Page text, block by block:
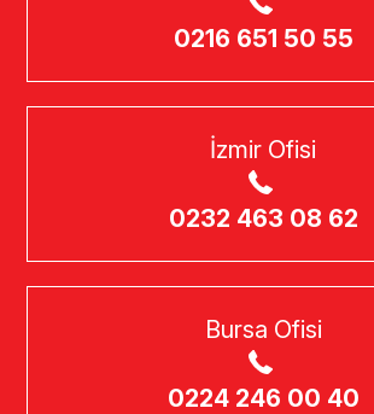
0216 651 50 55
İzmir Ofisi
0232 463 08 62
Bursa Ofisi
0224 246 00 40